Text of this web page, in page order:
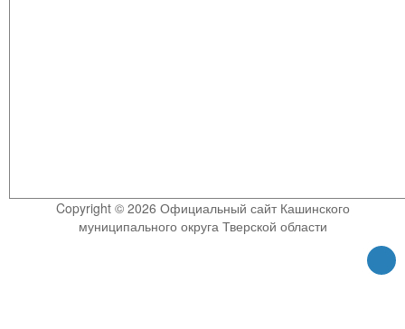
Copyright © 2026 Официальный сайт Кашинского
муниципального округа Тверской области